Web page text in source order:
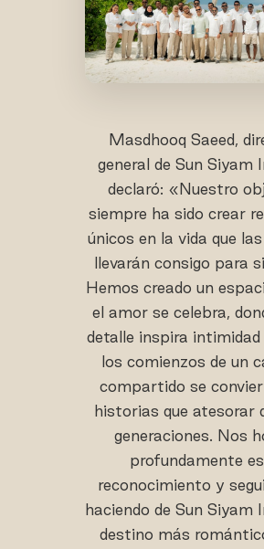
Masdhooq Saeed,
general de Sun Siyam
declaró: «Nuestro
siempre ha sido crear
únicos en la vida que
llevarán consigo para
Hemos creado un
el amor se celebra,
detalle inspira intimidad
los comienzos de un
compartido se
historias que atesorar
generaciones. Nos
profundamente
reconocimiento y
haciendo de Sun Siyam
destino más